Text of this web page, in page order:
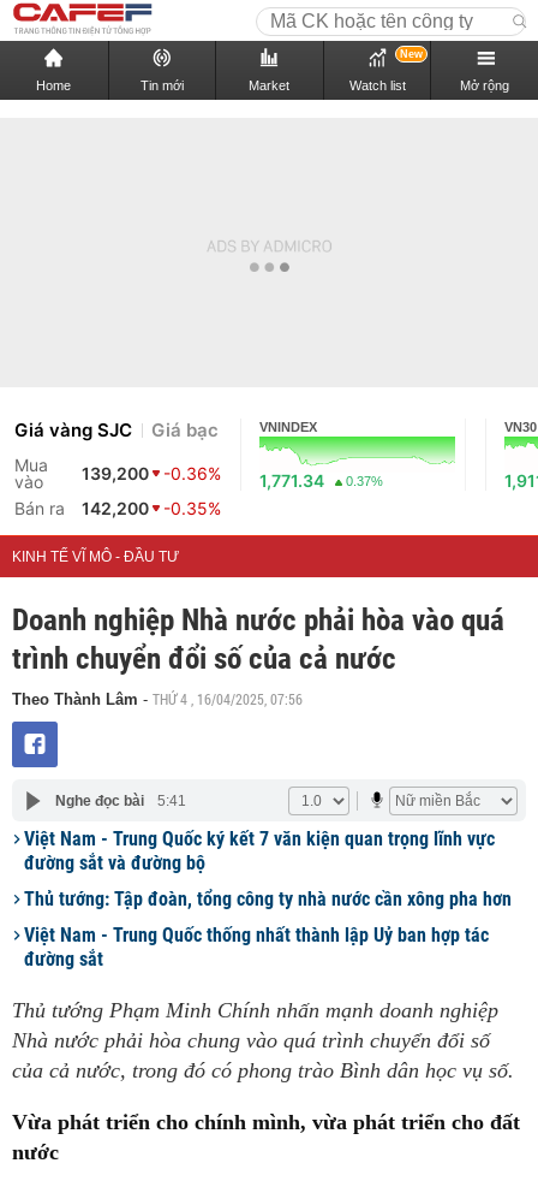
Home Tin mới Market Watch list
New
Mở rộng
Giá vàng SJC Giá bạc
Mua
vào
139,200
-0.36%
Bán ra
142,200 -0.35%
VNINDEX
1,771.34 0.37%
VN30
KINH TẾ VĨ MÔ - ĐẦU TƯ
Doanh nghiệp Nhà nước phải hòa vào quá
trình chuyển đổi số của cả nước
Theo Thành Lâm - THỨ 4 , 16/04/2025, 07:56
Nghe đọc bài 5:41
Việt Nam - Trung Quốc ký kết 7 văn kiện quan trọng lĩnh vực
đường sắt và đường bộ
Thủ tướng: Tập đoàn, tổng công ty nhà nước cần xông pha hơn
Việt Nam - Trung Quốc thống nhất thành lập Uỷ ban hợp tác
đường sắt
Thủ tướng Phạm Minh Chính nhấn mạnh doanh nghiệp
Nhà nước phải hòa chung vào quá trình chuyển đổi số
của cả nước, trong đó có phong trào Bình dân học vụ số.
Vừa phát triển cho chính mình, vừa phát triển cho đất
nước